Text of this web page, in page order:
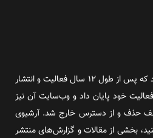
روز آنلاین روزنامه‌ای اینترنتی بود که پس از طول ۱۲ سال فعالیت و انتشار
در سال ۲۰۱۶ به فعالیت خود پایان داد و وب‌سایت آن نیز
حذف و از دسترس خارج شد. آرشیوی
بخشی از مقالات و گزارش‌های منتشر